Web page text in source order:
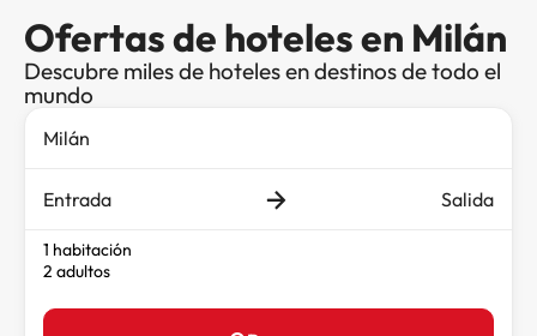
Ofertas de hoteles en Milán
Descubre miles de hoteles en destinos de todo el
mundo
Entrada Salida
1 habitación
2 adultos